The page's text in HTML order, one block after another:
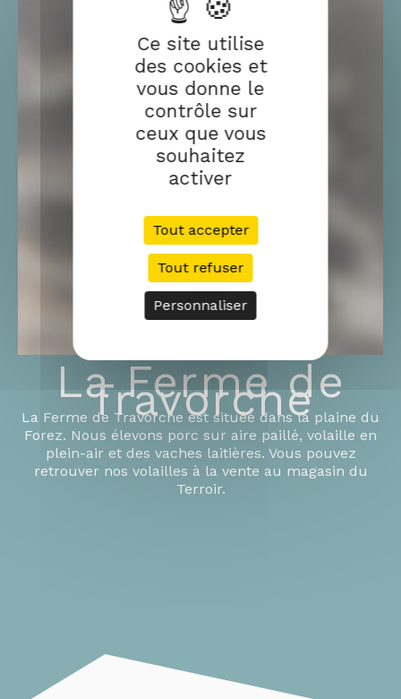
La Ferme de
Travorche
La Ferme de Travorche est située dans la plaine du
Forez. Nous élevons porc sur aire paillé, volaille en
plein-air et des vaches laitières. Vous pouvez
retrouver nos volailles à la vente au magasin du
Terroir.
Ce site utilise
des cookies et
vous donne le
contrôle sur
ceux que vous
souhaitez
activer
Tout accepter
Tout refuser
Personnaliser